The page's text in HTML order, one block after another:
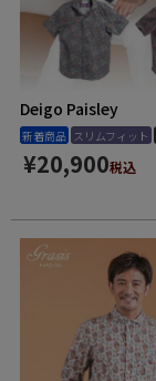
Deigo Paisley
新着商品 スリムフィット
¥20,900税込